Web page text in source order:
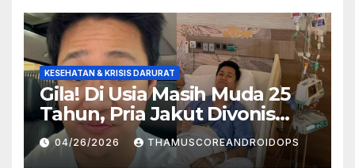
KESEHATAN & KRISIS DARURAT
Gila! Di Usia Masih Muda 25
Tahun, Pria Jakut Divonis
Kanker Limfoma, Ini Dugaan
Penyebabnya
04/26/2026 THAMUSCOREANDROIDOPS